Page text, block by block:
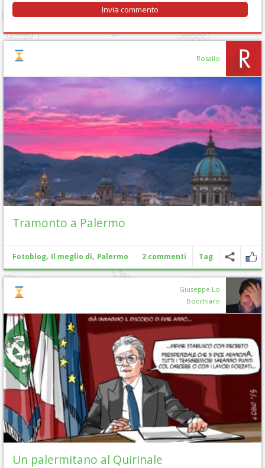
Rosalio
Tramonto a Palermo
Fotoblog, Il meglio di, Palermo 2 commenti Tag
Giuseppe Lo
Bocchiaro
Un palermitano al Quirinale